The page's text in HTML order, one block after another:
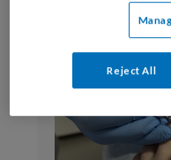
Reject All